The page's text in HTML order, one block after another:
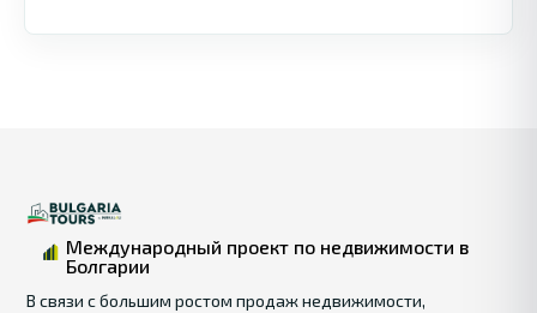
Международный проект по недвижимости в
Болгарии
В связи с большим ростом продаж недвижимости,